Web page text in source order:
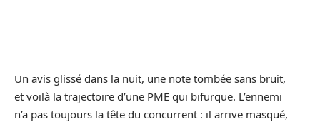
Un avis glissé dans la nuit, une note tombée sans bruit,
et voilà la trajectoire d’une PME qui bifurque. L’ennemi
n’a pas toujours la tête du concurrent : il arrive masqué,